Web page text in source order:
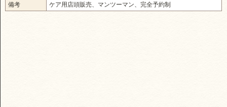
備考
ケア用店頭販売、マンツーマン、完全予約制